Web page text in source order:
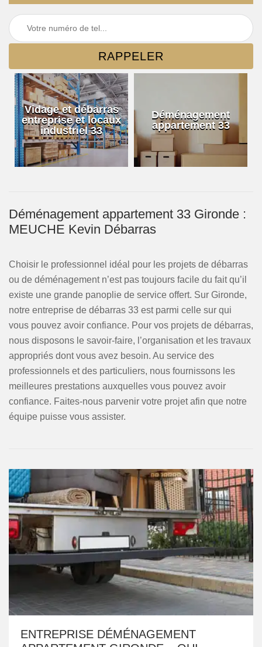
Vidage et débarras
entreprise et locaux
industriel 33
Déménagement
appartement 33
Déménagement appartement 33 Gironde :
MEUCHE Kevin Débarras
Choisir le professionnel idéal pour les projets de débarras
ou de déménagement n’est pas toujours facile du fait qu’il
existe une grande panoplie de service offert. Sur Gironde,
notre entreprise de débarras 33 est parmi celle sur qui
vous pouvez avoir confiance. Pour vos projets de débarras,
nous disposons le savoir-faire, l’organisation et les travaux
appropriés dont vous avez besoin. Au service des
professionnels et des particuliers, nous fournissons les
meilleures prestations auxquelles vous pouvez avoir
confiance. Faites-nous parvenir votre projet afin que notre
équipe puisse vous assister.
ENTREPRISE DÉMÉNAGEMENT